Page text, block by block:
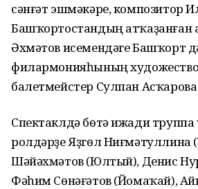
сәнғәт эшмәкәре, композитор
Башҡортостандың атҡаҙанған
Әхмәтов исемендәге Башҡорт
филармонияһының художество
балетмейстер Сулпан
Спектаклдә бөтә ижади
ролдәрҙе Яҙгөл
Шәйәхмәтов (Юлтый), Денис
Фәһим Сөнәғәтов (Йомаҡай),